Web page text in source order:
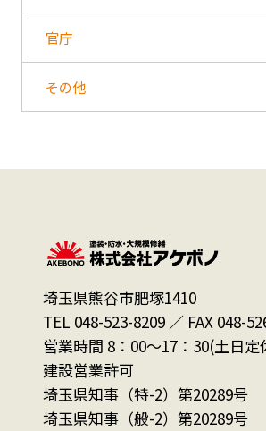
官庁
その他
埼玉県熊谷市肥塚1410
TEL 048-523-8209 ／ FAX 048-
営業時間 8：00～17：30(土日定
建設営業許可
埼玉県知事（特-2）第20289号
埼玉県知事（般-2）第20289号